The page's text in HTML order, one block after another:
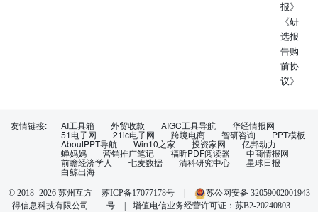
报》
《研
选报
告购
前协
议》
友情链接: AI工具箱 外贸收款 AIGC工具导航 华经情报网
51电子网 21ic电子网 跨境电商 智研咨询 PPT模板
AboutPPT导航 Win10之家 投资家网 亿邦动力
蝉妈妈 营销推广笔记 福昕PDF阅读器 中商情报网
前瞻经济学人 七麦数据 清科研究中心 星球日报
白鲸出海
© 2018- 2026 苏州互方
得信息科技有限公司
苏ICP备17077178号
苏公网安备 32059002001943
号
增值电信业务经营许可证：苏B2-20240803